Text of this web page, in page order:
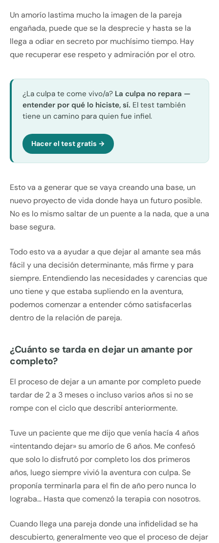
Un amorío lastima mucho la imagen de la pareja
engañada, puede que se la desprecie y hasta se la
llega a odiar en secreto por muchísimo tiempo. Hay
que recuperar ese respeto y admiración por el otro.
¿La culpa te come vivo/a? La culpa no repara —
entender por qué lo hiciste, sí. El test también
tiene un camino para quien fue infiel.
Hacer el test gratis →
Esto va a generar que se vaya creando una base, un
nuevo proyecto de vida donde haya un futuro posible.
No es lo mismo saltar de un puente a la nada, que a una
base segura.
Todo esto va a ayudar a que dejar al amante sea más
fácil y una decisión determinante, más firme y para
siempre. Entendiendo las necesidades y carencias que
uno tiene y que estaba supliendo en la aventura,
podemos comenzar a entender cómo satisfacerlas
dentro de la relación de pareja.
¿Cuánto se tarda en dejar un amante por
completo?
El proceso de dejar a un amante por completo puede
tardar de 2 a 3 meses o incluso varios años si no se
rompe con el ciclo que describí anteriormente.
Tuve un paciente que me dijo que venía hacía 4 años
«intentando dejar» su amorío de 6 años. Me confesó
que solo lo disfrutó por completo los dos primeros
años, luego siempre vivió la aventura con culpa. Se
proponía terminarla para el fin de año pero nunca lo
lograba… Hasta que comenzó la terapia con nosotros.
Cuando llega una pareja donde una infidelidad se ha
descubierto, generalmente veo que el proceso de dejar